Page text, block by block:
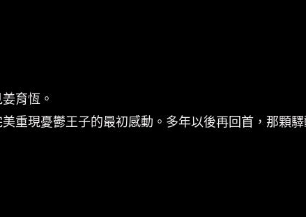
育恆。
重現憂鬱王子的最初感動。多年以後再回首，那顆